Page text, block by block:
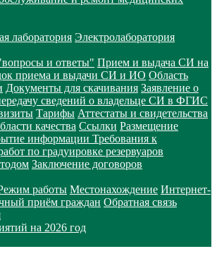
лаборатория Электролаборатория
и ответы" Прием и выдача СИ на
приема и выдачи СИ и ИО Область
Документы для скачивания Заявление о
сведений о владельце СИ в ФГИС
Тарифы Аттестаты и свидетельства
качества Ссылки Размещение
информации Требования к
по градуировке резервуаров
Заключение договоров
работы Местонахождение Интернет-
приём граждан Обратная связь
на 2026 год